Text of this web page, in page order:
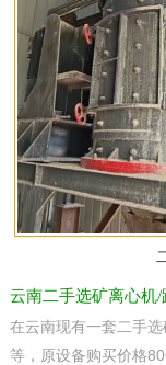
云南二手选矿离心机/
在云南现有一套二手
等，原设备购买价格